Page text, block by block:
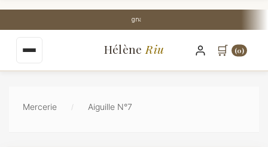
principal
Stock Perpignan centre-ville
🛒 (0)
Hélène Riu
Mercerie Aiguille N°7